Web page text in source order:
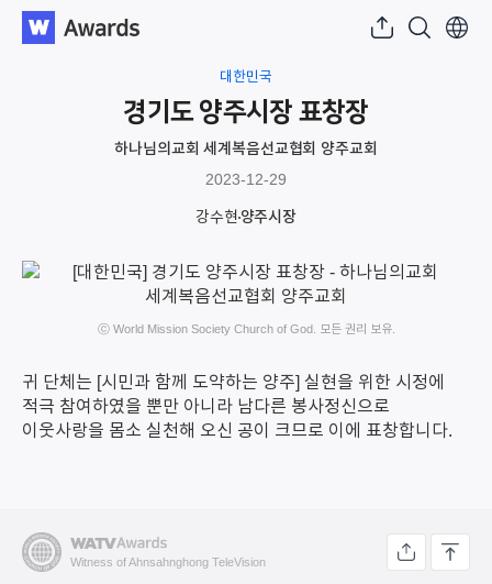
대한민국
경기도 양주시장 표창장
하나님의교회 세계복음선교협회 양주교회
2023-12-29
강수현양주시장
ⓒ World Mission Society Church of God. 모든 권리 보유.
귀 단체는 [시민과 함께 도약하는 양주] 실현을 위한 시정에
적극 참여하였을 뿐만 아니라 남다른 봉사정신으로
이웃사랑을 몸소 실천해 오신 공이 크므로 이에 표창합니다.
Witness of Ahnsahnghong TeleVision